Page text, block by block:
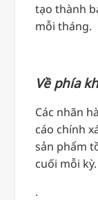
tạo thành
mỗi tháng.
Về phía
Các nhãn
cáo chính
sản phẩm
cuối mỗi kỳ.
.